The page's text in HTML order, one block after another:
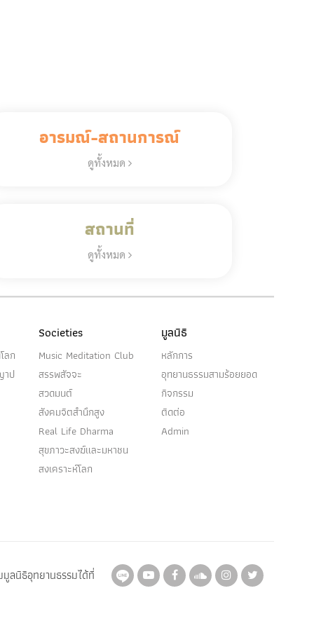
อารมณ์-สถานการณ์
ดูทั้งหมด
สถานที่
ดูทั้งหมด
ลก
ป
Societies
Music Meditation Club
สรรพสัจจะ
สวดมนต์
สังคมจิตสำนึกสูง
Real Life Dharma
สุขภาวะสงฆ์และมหาชน
สงเคราะห์โลก
มูลนิธิ
หลักการ
อุทยานธรรมสามร้อยยอด
กิจกรรม
ติดต่อ
Admin
ลนิธิอุทยานธรรมได้ที่